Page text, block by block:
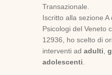
Transazionale.
Iscritto alla sezione A
Psicologi del Veneto
12936, ho scelto di
interventi ad adulti
adolescenti